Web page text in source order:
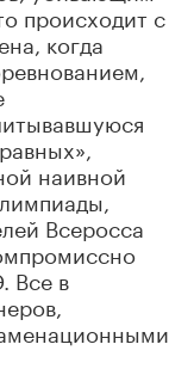
происходит с
когда
наивной
Всеросса
Все в